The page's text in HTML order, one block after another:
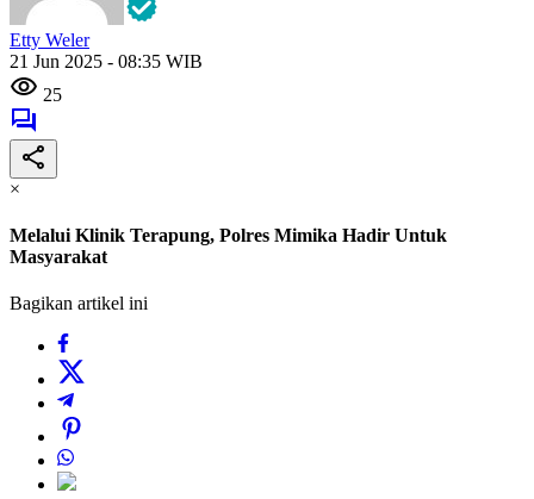
Etty Weler
21 Jun 2025 - 08:35 WIB
25
×
Melalui Klinik Terapung, Polres Mimika Hadir Untuk
Masyarakat
Bagikan artikel ini